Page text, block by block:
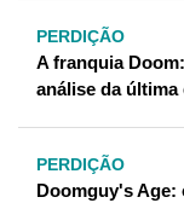
PERDIÇÃO
A franquia
análise da última
PERDIÇÃO
Doomguy's